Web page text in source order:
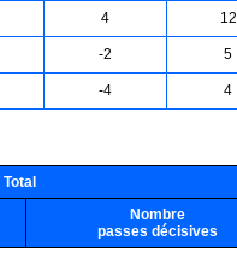
4 12
-2 5
-4 4
Total
Nombre
passes décisives